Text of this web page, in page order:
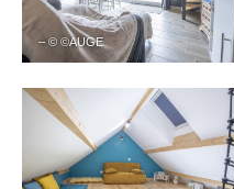
– © ©AUGE